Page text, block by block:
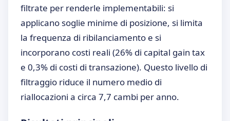
filtrate per renderle implementabili: si
applicano soglie minime di posizione, si limita
la frequenza di ribilanciamento e si
incorporano costi reali (26% di capital gain tax
e 0,3% di costi di transazione). Questo livello di
filtraggio riduce il numero medio di
riallocazioni a circa 7,7 cambi per anno.